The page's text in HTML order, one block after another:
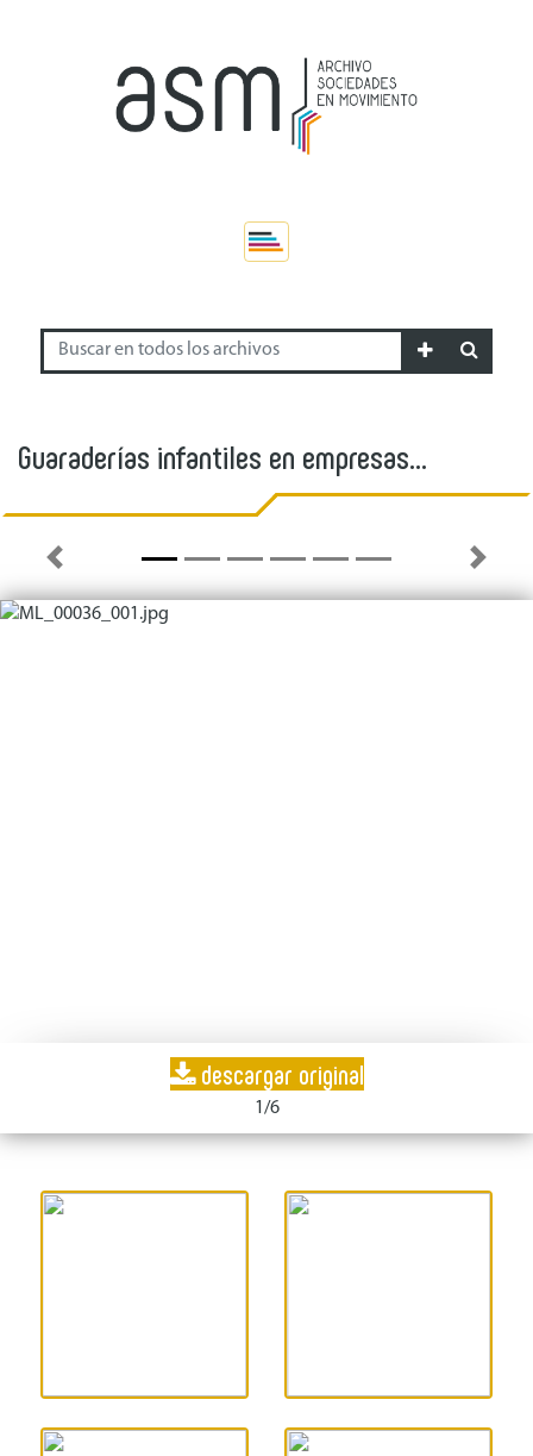
Guaraderías infantiles en empresas
industriales y comerciales privadas
descargar original
1/6
Previous Next